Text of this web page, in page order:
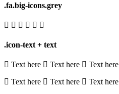
.fa.big-icons.grey
.icon-text + text
Text here Text here
Text here
Text here
Text here
Text here